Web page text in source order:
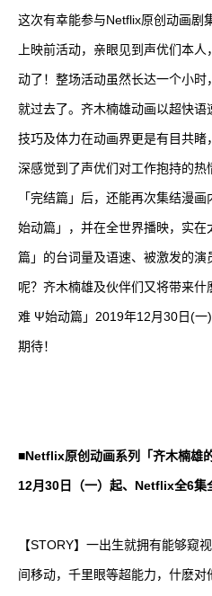
这次有幸能参与Netflix原创动画剧
上映前活动，亲眼见到声优们本
动了！整场活动虽然长达一个小
就过去了。齐木楠雄动画以超快
技巧及体力在动画界更是有目共
深感觉到了声优们对工作抱持的
「完结篇」后，还能再次集结漫
始动篇」，并在全世界播映，实
篇」的台词量及语速、被激发的
呢？齐木楠雄及伙伴们又将带来
难 Ψ始动篇」2019年12月30日(一
期待！
■Netflix原创动画系列「齐木楠雄
12月30日（一）起、Netflix全6集
【STORY】一出生就拥有能够窥
间移动，千里眼等超能力，什麽